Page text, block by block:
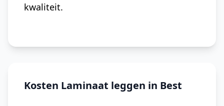
kwaliteit.
Kosten Laminaat leggen in Best